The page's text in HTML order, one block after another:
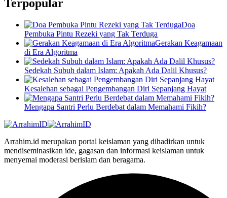
Terpopular
Doa
Pembuka Pintu Rezeki yang Tak Terduga
Gerakan Keagamaan
di Era Algoritma
Sedekah Subuh dalam Islam: Apakah Ada Dalil Khusus?
Kesalehan sebagai Pengembangan Diri Sepanjang Hayat
Mengapa Santri Perlu Berdebat dalam Memahami Fikih?
Arrahim.id merupakan portal keislaman yang dihadirkan untuk
mendiseminasikan ide, gagasan dan informasi keislaman untuk
menyemai moderasi berislam dan beragama.